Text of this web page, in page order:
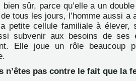
sûr, parce qu’elle a un
tous les jours, l’homme aussi a
petite cellule familiale à élever,
subvenir aux besoins de ses
Elle joue un rôle beaucoup
n’êtes pas contre le fait que la